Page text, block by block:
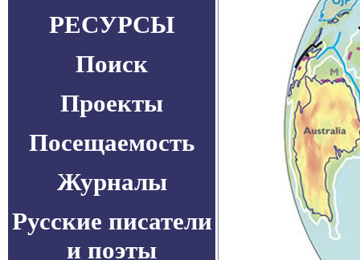
РЕСУРСЫ
Поиск
Проекты
Посещаемость
Журналы
Русские писатели
и поэты